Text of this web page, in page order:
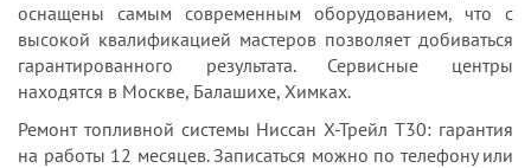
оснащены самым современным оборудованием, что с
высокой квалификацией мастеров позволяет добиваться
гарантированного результата. Сервисные центры
находятся в Москве, Балашихе, Химках.
Ремонт топливной системы Ниссан Х-Трейл T30: гарантия
на работы 12 месяцев. Записаться можно по телефону или